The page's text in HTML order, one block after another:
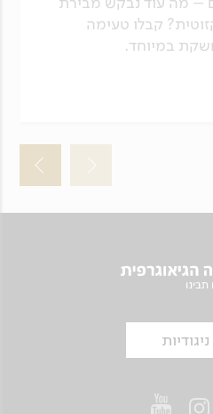
קבלו טעימה
במיוחד.
ניגודיות